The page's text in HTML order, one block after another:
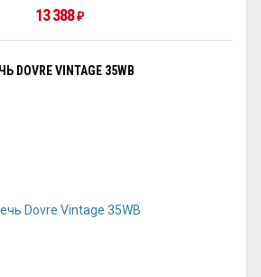
13 388₽
DOVRE VINTAGE 35WB